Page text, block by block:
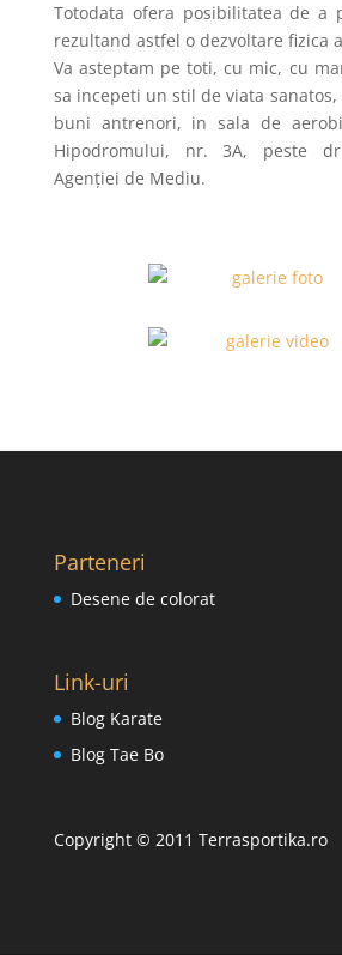
Totodata ofera posibilitatea de a
rezultand astfel o dezvoltare fizica
Va asteptam pe toti, cu mic, cu
sa incepeti un stil de viata
buni antrenori, in sala de
Hipodromului, nr. 3A, peste
Agenției de Mediu.
Parteneri
Desene de colorat
Link-uri
Blog Karate
Blog Tae Bo
Copyright © 2011 Terrasportika.ro